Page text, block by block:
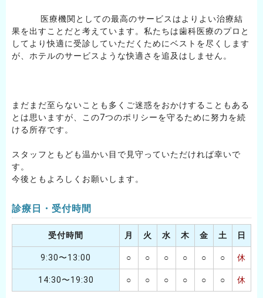
医療機関としての最高のサービスはよりよい治療結
果を出すことだと考えています。私たちは歯科医療のプロと
してより快適に受診していただくためにベストを尽くします
が、ホテルのサービスような快適さを追及はしません。
まだまだ至らないことも多くご迷惑をおかけすることもある
とは思いますが、この7つのポリシーを守るために努力を続
ける所存です。
スタッフともども温かい目で見守っていただければ幸いで
す。
今後ともよろしくお願いします。
診療日・受付時間
受付時間 月 火 水 木 金 土 日
9:30〜13:00 ○ ○ ○ ○ ○ ○ 休
14:30〜19:30 ○ ○ ○ ○ ○ ○ 休